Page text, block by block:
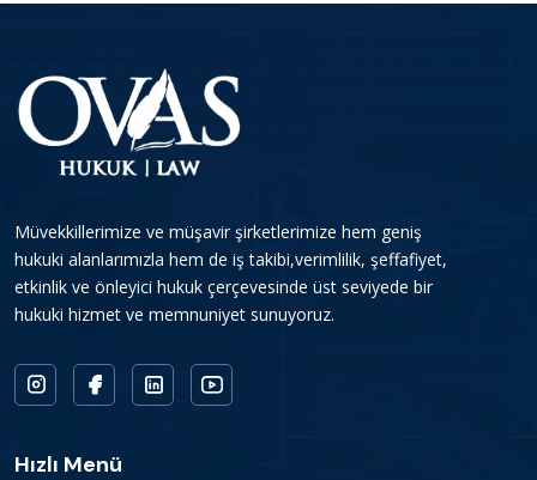
Müvekkillerimize ve müşavir şirketlerimize hem geniş
hukuki alanlarımızla hem de iş takibi,verimlilik, şeffafiyet,
etkinlik ve önleyici hukuk çerçevesinde üst seviyede bir
hukuki hizmet ve memnuniyet sunuyoruz.
Hızlı Menü